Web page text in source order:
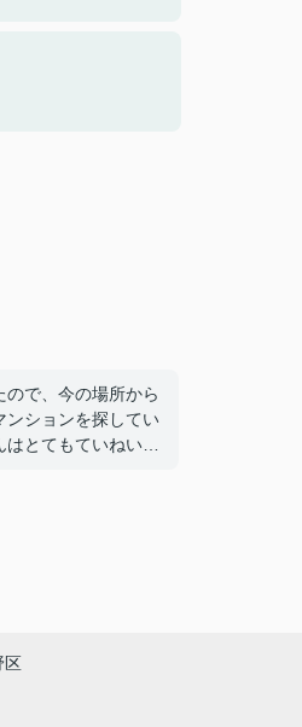
で、今の場所から
ンションを探してい
とてもていねいな
区